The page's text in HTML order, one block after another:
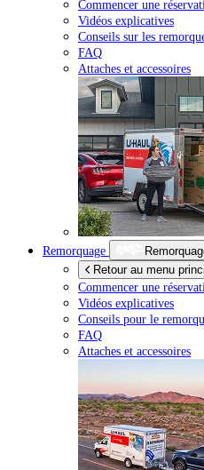
Commencer une
Vidéos explicatives
Conseils sur les
FAQ
Attaches et accessoires
Remorquage
Retour au menu
Commencer une
Vidéos explicatives
Conseils pour le
FAQ
Attaches et accessoires